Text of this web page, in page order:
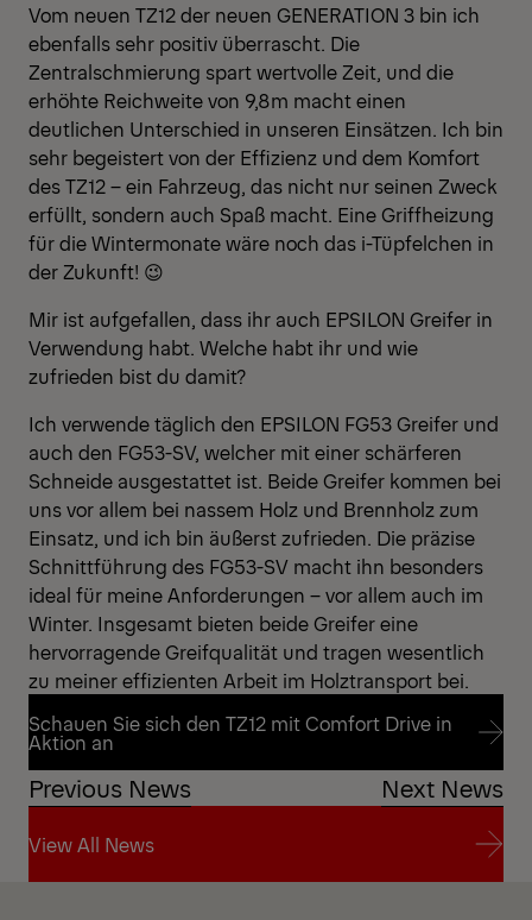
Vom neuen TZ12 der neuen GENERATION 3 bin ich
ebenfalls sehr positiv überrascht. Die
Zentralschmierung spart wertvolle Zeit, und die
erhöhte Reichweite von 9,8m macht einen
deutlichen Unterschied in unseren Einsätzen. Ich bin
sehr begeistert von der Effizienz und dem Komfort
des TZ12 – ein Fahrzeug, das nicht nur seinen Zweck
erfüllt, sondern auch Spaß macht. Eine Griffheizung
für die Wintermonate wäre noch das i-Tüpfelchen in
der Zukunft! 😉
Mir ist aufgefallen, dass ihr auch EPSILON Greifer in
Verwendung habt. Welche habt ihr und wie
zufrieden bist du damit?
Ich verwende täglich den EPSILON FG53 Greifer und
auch den FG53-SV, welcher mit einer schärferen
Schneide ausgestattet ist. Beide Greifer kommen bei
uns vor allem bei nassem Holz und Brennholz zum
Einsatz, und ich bin äußerst zufrieden. Die präzise
Schnittführung des FG53-SV macht ihn besonders
ideal für meine Anforderungen – vor allem auch im
Winter. Insgesamt bieten beide Greifer eine
hervorragende Greifqualität und tragen wesentlich
zu meiner effizienten Arbeit im Holztransport bei.
Schauen Sie sich den TZ12 mit Comfort Drive in
Aktion an
Schauen Sie sich den TZ12 mit Comfort Drive in
Previous News Next News
View All News